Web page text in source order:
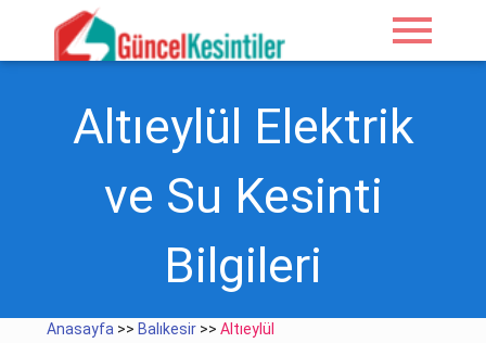
menu
Altıeylül Elektrik
ve Su Kesinti
Bilgileri
Anasayfa >> Balıkesir >>Altıeylül